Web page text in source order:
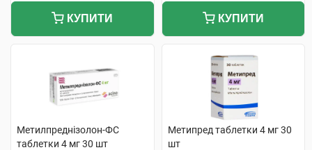
КУПИТИ КУПИТИ
Метилпреднізолон-ФС
таблетки 4 мг 30 шт
Метипред таблетки 4 мг 30
шт